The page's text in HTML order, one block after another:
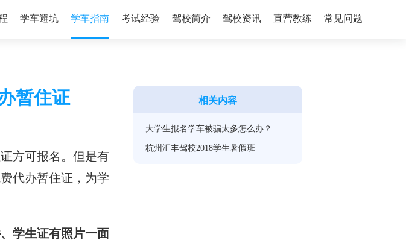
学车避坑 学车指南 考试经验 驾校简介 驾校资讯 直营教练 常见问题
暂住证
方可报名。但是有
代办暂住证，为学
学生证有照片一面
相关内容
大学生报名学车被骗太多怎么办？
杭州汇丰驾校2018学生暑假班